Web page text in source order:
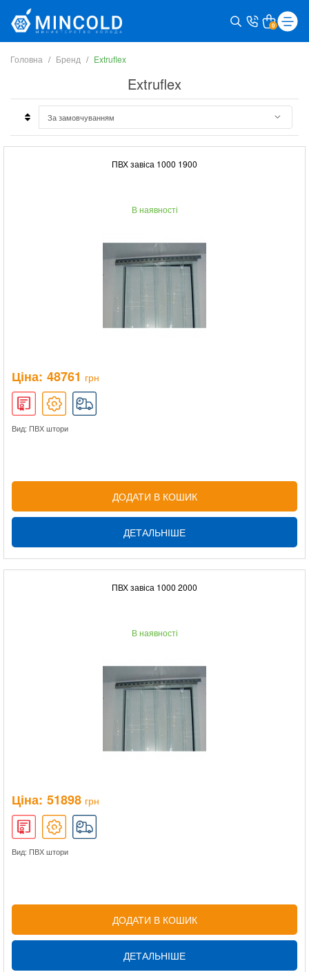
0
Головна Бренд Extruflex
Extruflex
ПВХ завіса 1000 1900
В наявності
Ціна: 48761 грн
Вид: ПВХ штори
ДОДАТИ В КОШИК
ДЕТАЛЬНІШЕ
ПВХ завіса 1000 2000
В наявності
Ціна: 51898 грн
Вид: ПВХ штори
ДОДАТИ В КОШИК
ДЕТАЛЬНІШЕ